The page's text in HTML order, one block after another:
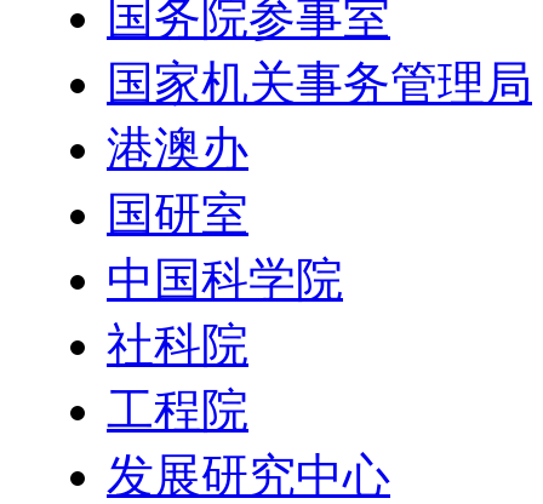
国务院参事室
国家机关事务管理局
港澳办
国研室
中国科学院
社科院
工程院
发展研究中心